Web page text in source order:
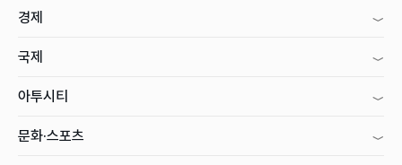
경제
국제
아투시티
문화·스포츠